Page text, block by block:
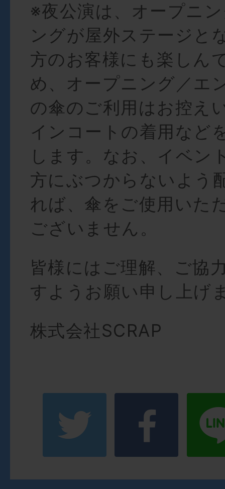
※夜公演は、オープニ
ングが屋外ステージと
方のお客様にも楽しん
め、オープニング／エ
の傘のご利用はお控え
インコートの着用など
します。なお、イベン
方にぶつからないよう
れば、傘をご使用いた
ございません。
皆様にはご理解、ご協
すようお願い申し上げ
株式会社SCRAP